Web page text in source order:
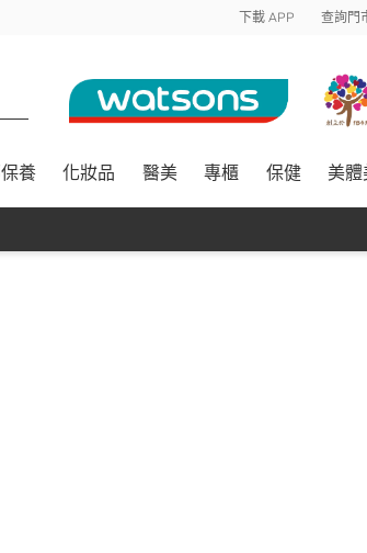
下載 APP 查詢門
養 化妝品 醫美 專櫃 保健 美體